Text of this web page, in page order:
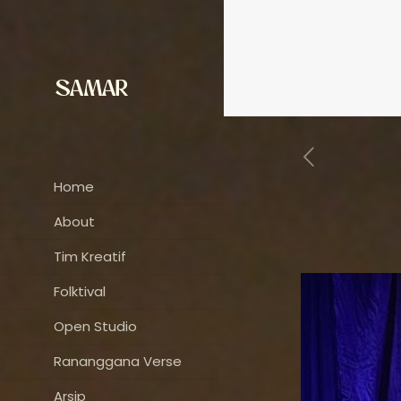
Home
About
Tim Kreatif
Folktival
Open Studio
Rananggana Verse
Arsip